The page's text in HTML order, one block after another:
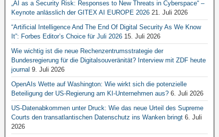
„AI as a Security Risk: Responses to New Threats in Cyberspace“ –
Keynote anlässlich der GITEX AI EUROPE 2026 21. Juli 2026
“Artificial Intelligence And The End Of Digital Security As We Know
It”: Forbes Editor’s Choice für Juli 2026 15. Juli 2026
Wie wichtig ist die neue Rechenzentrumsstrategie der
Bundesregierung für die Digitalsouveränität? Interview mit ZDF heute
journal 9. Juli 2026
OpenAIs Wette auf Washington: Wie wirkt sich die potenzielle
Beteiligung der US-Regierung am KI-Unternehmen aus? 6. Juli 2026
US-Datenabkommen unter Druck: Wie das neue Urteil des Supreme
Courts den transatlantischen Datenschutz ins Wanken bringt 6. Juli
2026